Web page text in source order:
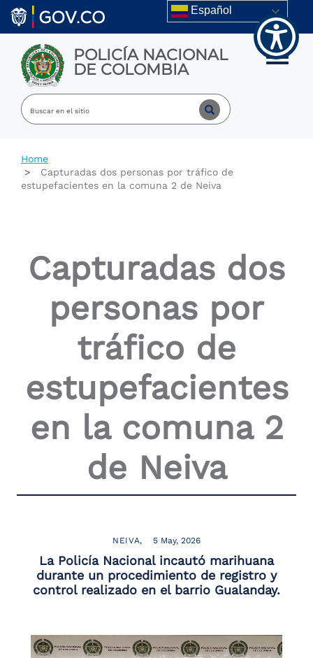
Skip to main content Español
POLICÍA NACIONAL
DE COLOMBIA Toggle
Home
Capturadas dos personas por tráfico de
estupefacientes en la comuna 2 de Neiva
Capturadas dos
personas por
tráfico de
estupefacientes
en la comuna 2
de Neiva
NEIVA 5 May, 2026
La Policía Nacional incautó marihuana
durante un procedimiento de registro y
control realizado en el barrio Gualanday.